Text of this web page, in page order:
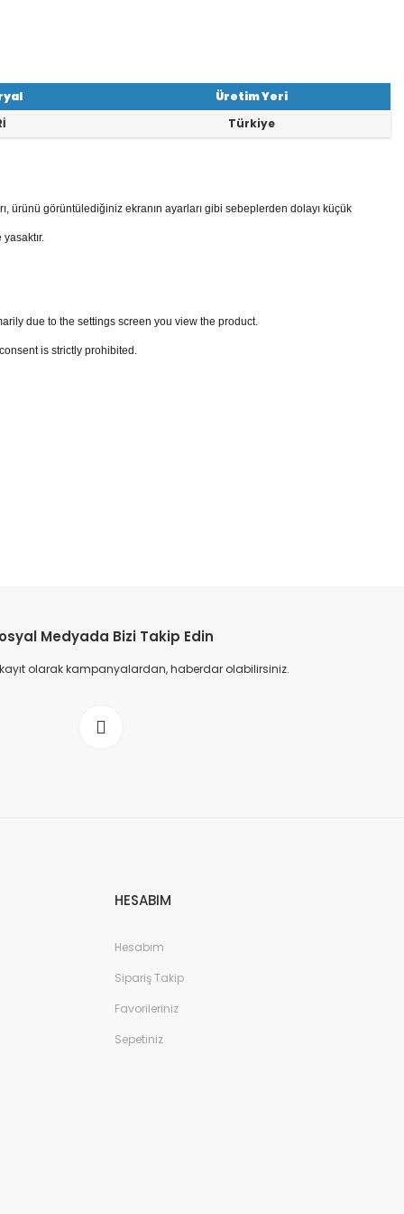
Üretim Yeri
Türkiye
ürünü görüntülediğiniz ekranın ayarları gibi sebeplerden dolayı küçük
due to the settings screen you view the product.
is strictly prohibited.
Medyada Bizi Takip Edin
olarak kampanyalardan, haberdar olabilirsiniz.
HESABIM
Hesabım
Sipariş Takip
Favorileriniz
Sepetiniz